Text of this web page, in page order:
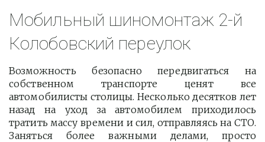
Мобильный шиномонтаж 2-й
Колобовский переулок
Возможность безопасно передвигаться на
собственном транспорте ценят все
автомобилисты столицы. Несколько десятков лет
назад на уход за автомобилем приходилось
тратить массу времени и сил, отправляясь на СТО.
Заняться более важными делами, просто